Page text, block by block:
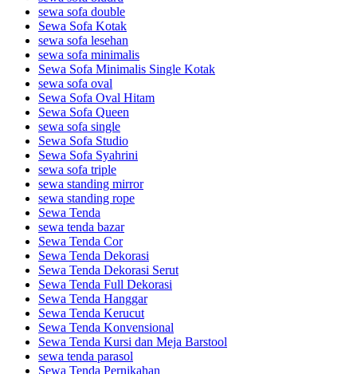
sewa sofa double
Sewa Sofa Kotak
sewa sofa lesehan
sewa sofa minimalis
Sewa Sofa Minimalis Single Kotak
sewa sofa oval
Sewa Sofa Oval Hitam
Sewa Sofa Queen
sewa sofa single
Sewa Sofa Studio
Sewa Sofa Syahrini
sewa sofa triple
sewa standing mirror
sewa standing rope
Sewa Tenda
sewa tenda bazar
Sewa Tenda Cor
Sewa Tenda Dekorasi
Sewa Tenda Dekorasi Serut
Sewa Tenda Full Dekorasi
Sewa Tenda Hanggar
Sewa Tenda Kerucut
Sewa Tenda Konvensional
Sewa Tenda Kursi dan Meja Barstool
sewa tenda parasol
Sewa Tenda Pernikahan